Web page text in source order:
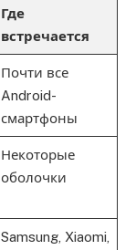
Где
встречается
Почти все
Android-
смартфоны
Некоторые
оболочки
Samsung, Xiaomi,